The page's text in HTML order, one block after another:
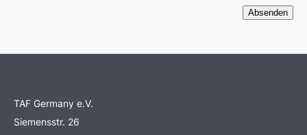
TAF Germany e.V.
Siemensstr. 26